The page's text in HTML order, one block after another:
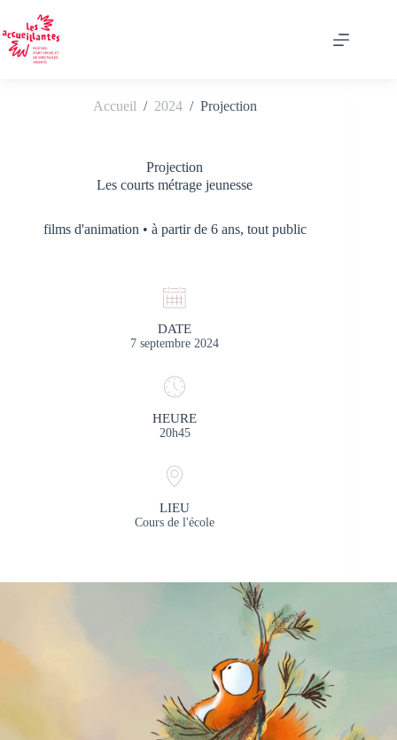
contenu
Accueil / 2024 / Projection
Projection
Les courts métrage jeunesse
films d'animation • à partir de 6 ans, tout public
DATE
7 septembre 2024
HEURE
20h45
LIEU
Cours de l'école